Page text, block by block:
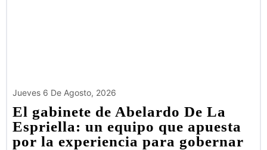
Jueves 6 De Agosto, 2026
El gabinete de Abelardo De La
Espriella: un equipo que apuesta
por la experiencia para gobernar